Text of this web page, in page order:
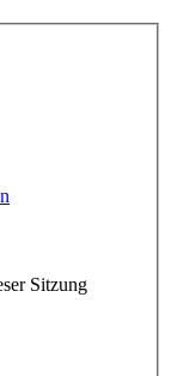
Sitzung